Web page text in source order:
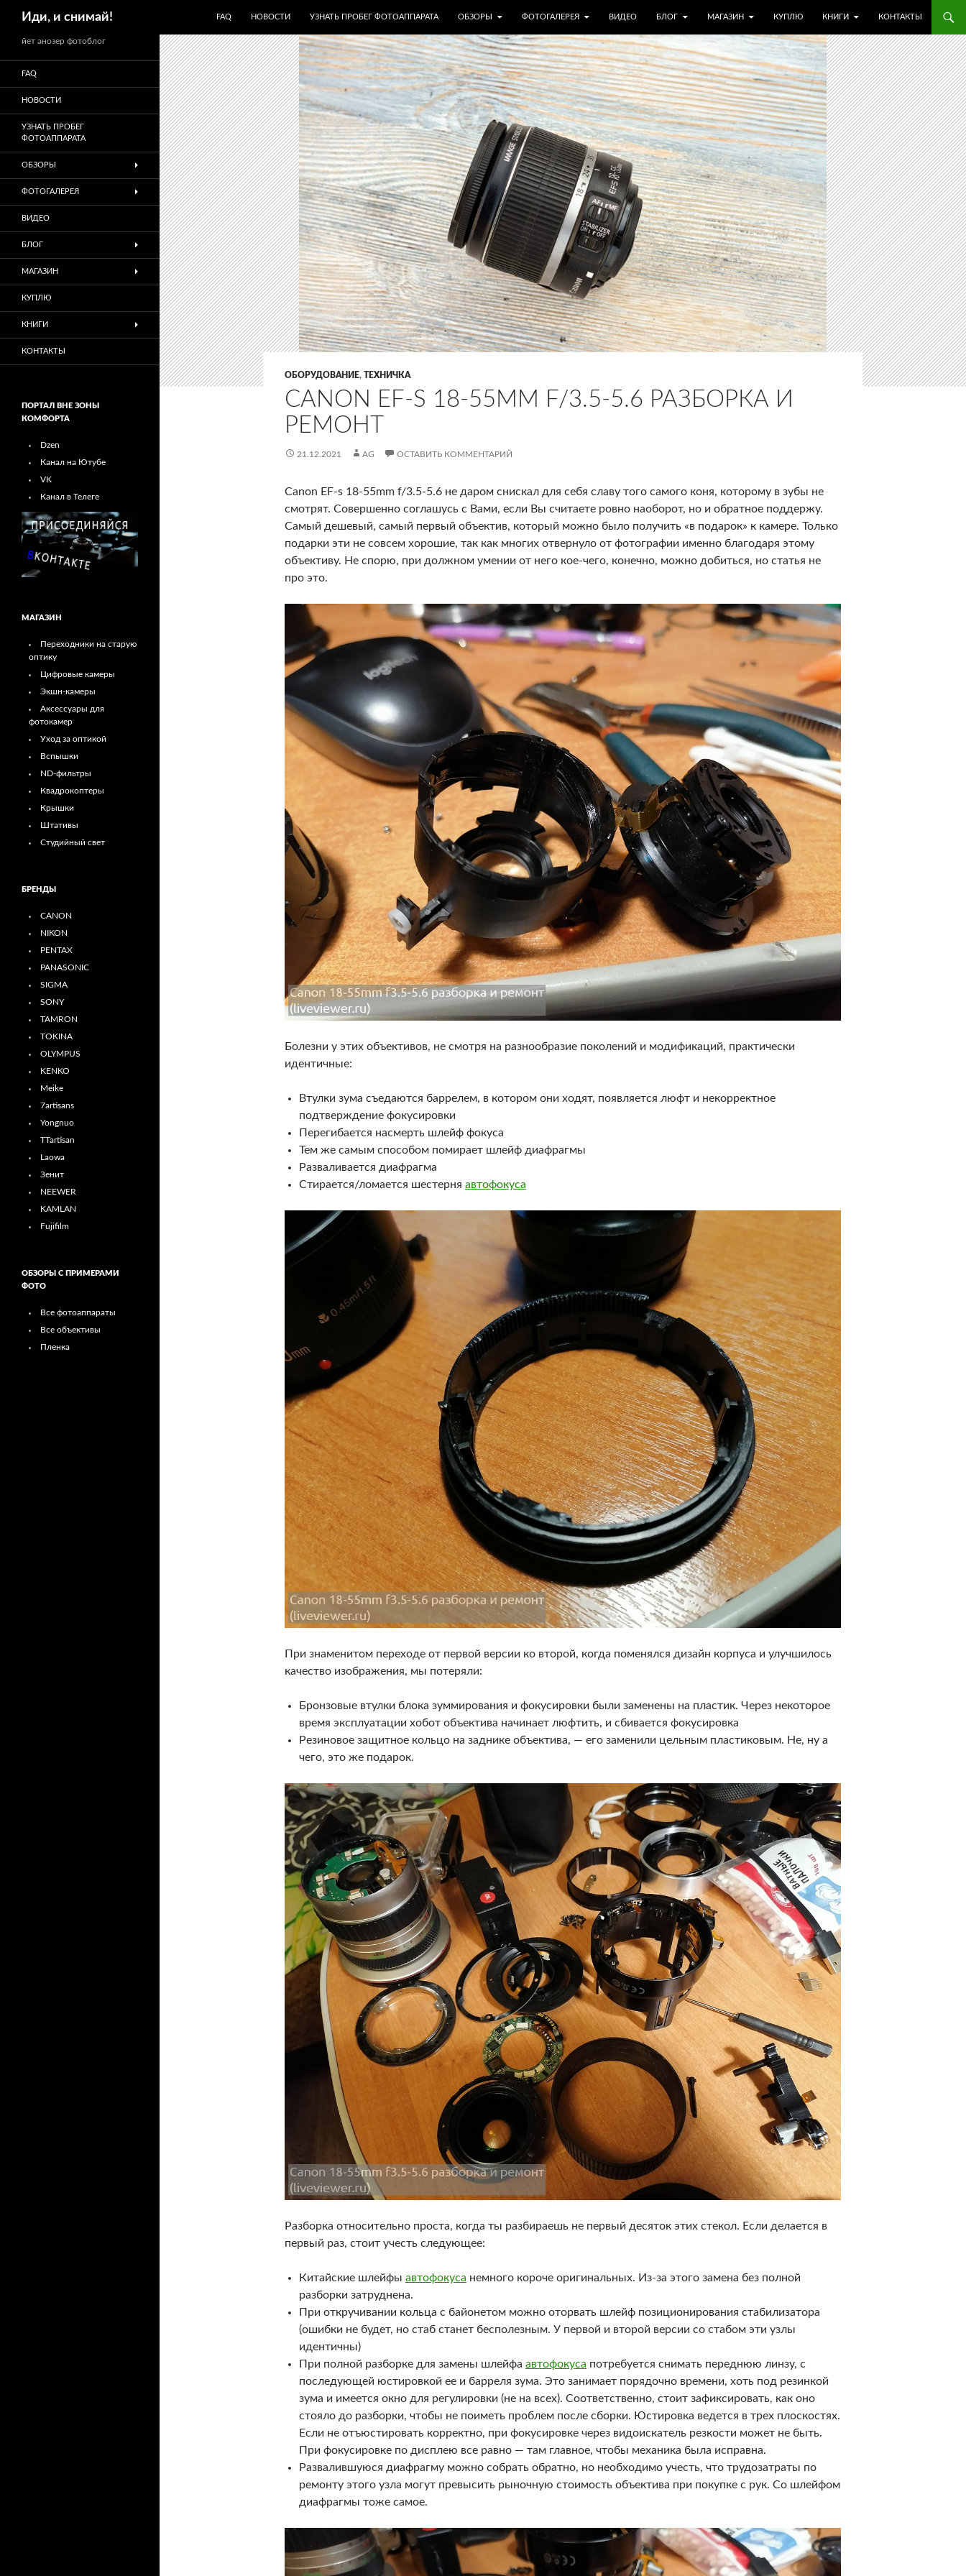
Иди, и снимай!
FAQ
НОВОСТИ УЗНАТЬ ПРОБЕГ ФОТОАППАРАТА ОБЗОРЫ ФОТОГАЛЕРЕЯ ВИДЕО БЛОГ МАГАЗИН КУПЛЮ КНИГИ КОНТАКТЫ
ОБОРУДОВАНИЕ, ТЕХНИЧКА
CANON EF-S 18-55MM F/3.5-5.6 РАЗБОРКА И
РЕМОНТ
21.12.2021 AG ОСТАВИТЬ КОММЕНТАРИЙ
Canon EF-s 18-55mm f/3.5-5.6 не даром снискал для себя славу того самого коня, которому в зубы не
смотрят. Совершенно соглашусь с Вами, если Вы считаете ровно наоборот, но и обратное поддержу.
Самый дешевый, самый первый объектив, который можно было получить «в подарок» к камере. Только
подарки эти не совсем хорошие, так как многих отвернуло от фотографии именно благодаря этому
объективу. Не спорю, при должном умении от него кое-чего, конечно, можно добиться, но статья не
про это.
Болезни у этих объективов, не смотря на разнообразие поколений и модификаций, практически
идентичные:
Втулки зума съедаются баррелем, в котором они ходят, появляется люфт и некорректное
подтверждение фокусировки
Перегибается насмерть шлейф фокуса
Тем же самым способом помирает шлейф диафрагмы
Разваливается диафрагма
Стирается/ломается шестерня автофокуса
При знаменитом переходе от первой версии ко второй, когда поменялся дизайн корпуса и улучшилось
качество изображения, мы потеряли:
Бронзовые втулки блока зуммирования и фокусировки были заменены на пластик. Через некоторое
время эксплуатации хобот объектива начинает люфтить, и сбивается фокусировка
Резиновое защитное кольцо на заднике объектива, — его заменили цельным пластиковым. Не, ну а
чего, это же подарок.
Разборка относительно проста, когда ты разбираешь не первый десяток этих стекол. Если делается в
первый раз, стоит учесть следующее:
Китайские шлейфы автофокуса немного короче оригинальных. Из-за этого замена без полной
разборки затруднена.
При откручивании кольца с байонетом можно оторвать шлейф позиционирования стабилизатора
(ошибки не будет, но стаб станет бесполезным. У первой и второй версии со стабом эти узлы
идентичны)
При полной разборке для замены шлейфа автофокуса потребуется снимать переднюю линзу, с
последующей юстировкой ее и барреля зума. Это занимает порядочно времени, хоть под резинкой
зума и имеется окно для регулировки (не на всех). Соответственно, стоит зафиксировать, как оно
стояло до разборки, чтобы не поиметь проблем после сборки. Юстировка ведется в трех плоскостях.
Если не отъюстировать корректно, при фокусировке через видоискатель резкости может не быть.
При фокусировке по дисплею все равно — там главное, чтобы механика была исправна.
Развалившуюся диафрагму можно собрать обратно, но необходимо учесть, что трудозатраты по
ремонту этого узла могут превысить рыночную стоимость объектива при покупке с рук. Со шлейфом
диафрагмы тоже самое.
йет анозер фотоблог
FAQ
НОВОСТИ
УЗНАТЬ ПРОБЕГ
ФОТОАППАРАТА
ОБЗОРЫ
ФОТОГАЛЕРЕЯ
ВИДЕО
БЛОГ
МАГАЗИН
КУПЛЮ
КНИГИ
КОНТАКТЫ
ПОРТАЛ ВНЕ ЗОНЫ
КОМФОРТА
Dzen
Канал на Ютубе
VK
Канал в Телеге
МАГАЗИН
Переходники на старую
оптику
Цифровые камеры
Экшн-камеры
Аксессуары для
фотокамер
Уход за оптикой
Вспышки
ND-фильтры
Квадрокоптеры
Крышки
Штативы
Студийный свет
БРЕНДЫ
CANON
NIKON
PENTAX
PANASONIC
SIGMA
SONY
TAMRON
TOKINA
OLYMPUS
KENKO
Meike
7artisans
Yongnuo
TTartisan
Laowa
Зенит
NEEWER
KAMLAN
Fujifilm
ОБЗОРЫ С ПРИМЕРАМИ
ФОТО
Все фотоаппараты
Все объективы
Пленка